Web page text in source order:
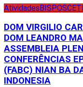
Atividades BISPOSCET
DOM VIRGILIO
DOM LEANDRO
ASSEMBLEIA
CONFERÊNCIAS
(FABC) NIAN BA
INDONESIA